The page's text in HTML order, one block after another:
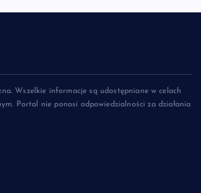
Wszelkie informacje są udostępniane w celach
Portal nie ponosi odpowiedzialności za działania